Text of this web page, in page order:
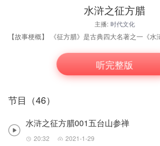
水浒之征方腊
主播: 时代文化
听完整版
节目（46）
水浒之征方腊001五台山参禅
20:32 2021-1-29